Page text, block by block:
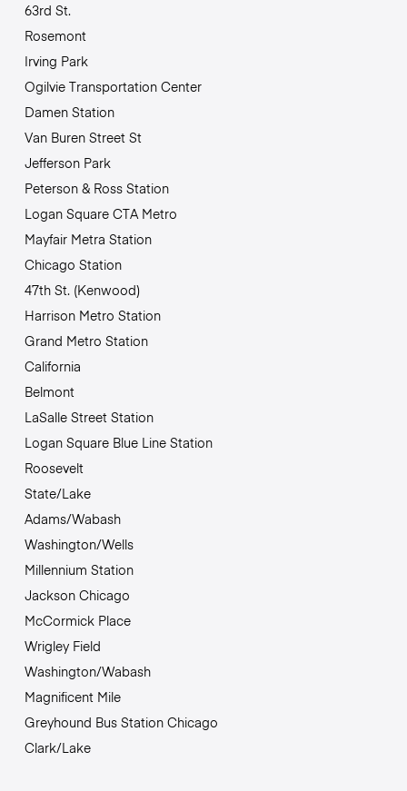
63rd St.
Rosemont
Irving Park
Ogilvie Transportation Center
Damen Station
Van Buren Street St
Jefferson Park
Peterson & Ross Station
Logan Square CTA Metro
Mayfair Metra Station
Chicago Station
47th St. (Kenwood)
Harrison Metro Station
Grand Metro Station
California
Belmont
LaSalle Street Station
Logan Square Blue Line Station
Roosevelt
State/Lake
Adams/Wabash
Washington/Wells
Millennium Station
Jackson Chicago
McCormick Place
Wrigley Field
Washington/Wabash
Magnificent Mile
Greyhound Bus Station Chicago
Clark/Lake